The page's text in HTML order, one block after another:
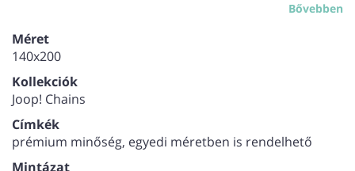
vizuális élményt nyújt, amely minden enteriőrben
feltűnő elem lesz.
Prémium minőség, amely megkülönböztet
szőnyegeknél. A prémium minőségű viszkóz szálak
használata és a precíz kivitelezés garantálja, hogy ez a
szőnyeg hosszú éveken át megőrzi szépségét és
funkcionalitását. Rendelhető egyedi méretekben is,
Bővebben
Méret
140x200
Kollekciók
Joop! Chains
Címkék
prémium minőség, egyedi méretben is rendelhető
Mintázat